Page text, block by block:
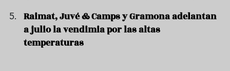
Raimat, Juvé & Camps y Gramona adelantan
a julio la vendimia por las altas
temperaturas